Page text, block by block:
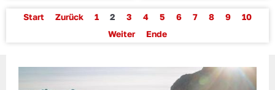
Start Zurück 1 2 3 4 5 6 7 8 9
10
Weiter
Ende